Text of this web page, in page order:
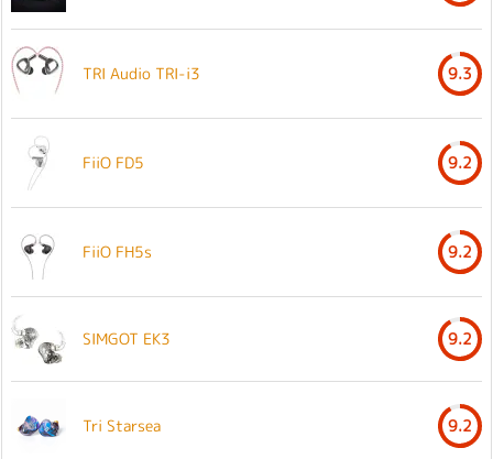
TRI Audio TRI-i3 9.3
FiiO FD5 9.2
FiiO FH5s 9.2
SIMGOT EK3 9.2
Tri Starsea 9.2